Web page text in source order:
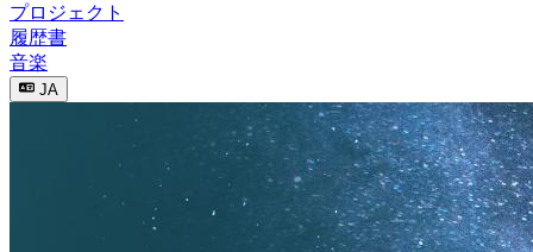
プロジェクト
履歴書
音楽
JA